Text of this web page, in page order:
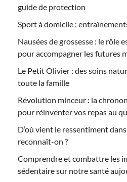
guide de protection
Sport à domicile :
Nausées de grossesse : le rôle
pour accompagner les futures
Le Petit Olivier : des soins
toute la famille
Révolution minceur : la
pour réinventer vos repas au
D’où vient le ressentiment
reconnaît-on ?
Comprendre et combattre les
sédentaire sur notre santé